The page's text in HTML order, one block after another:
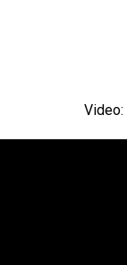
Video: